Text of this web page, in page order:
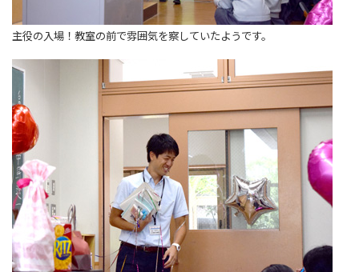
主役の入場！教室の前で雰囲気を察していたようです。